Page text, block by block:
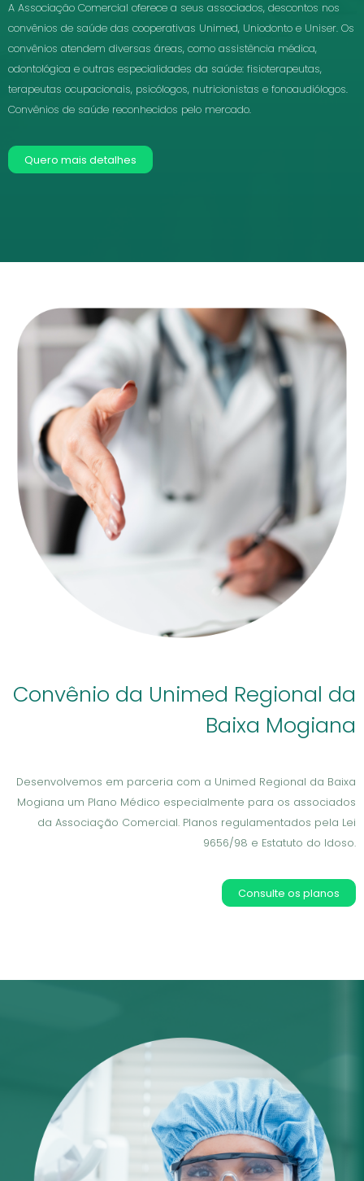
A Associação Comercial oferece a seus associados, descontos nos
convênios de saúde das cooperativas Unimed, Uniodonto e Uniser. Os
convênios atendem diversas áreas, como assistência médica,
odontológica e outras especialidades da saúde: fisioterapeutas,
terapeutas ocupacionais, psicólogos, nutricionistas e fonoaudiólogos.
Convênios de saúde reconhecidos pelo mercado.
Quero mais detalhes
Convênio da Unimed Regional da
Baixa Mogiana
Desenvolvemos em parceria com a Unimed Regional da Baixa
Mogiana um Plano Médico especialmente para os associados
da Associação Comercial. Planos regulamentados pela Lei
9656/98 e Estatuto do Idoso.
Consulte os planos